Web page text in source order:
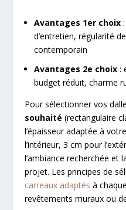
Avantages 1er choix
d’entretien, régularité
contemporain
Avantages 2e choix :
budget réduit, charme
Pour sélectionner vos
souhaité (rectangulaire
l’épaisseur adaptée à
l’intérieur, 3 cm pour
l’ambiance recherchée et
projet. Les principes de
carreaux adaptés à
revêtements muraux ou